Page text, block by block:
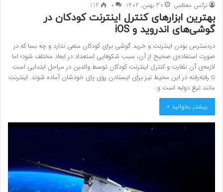
نرگس معظمی 30 بهمن, 1402 0
112
بهترین ابزارهای کنترل اینترنت کودکان در
گوشی‌های اندروید و iOS
دردسترس بودن اینترنت و خرید گوشی برای کودکان منعی ندارد و چه بسا که در
صورت استفاده‌ی صحیح از آن، سبب شکوفایی استعداد در ابعاد مختلف شود؛ اما
لازمه‌ی آن نظارت و کنترل اینترنت کودکان توسط والدین در مراحل ابتدایی است
تا رفته‌رفته در این محیط نیز برای ایستادن روی پای خودشان آماده شوند. اینترنت
مانند تیغ دولبه‌ است و…
بیشتر بخوانید »